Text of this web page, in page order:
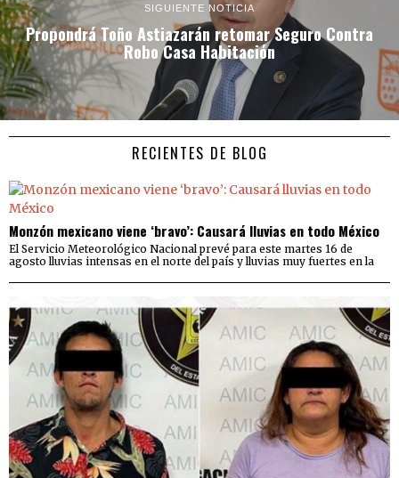
SIGUIENTE NOTICIA
Propondrá Toño Astiazarán retomar Seguro Contra
Robo Casa Habitación
RECIENTES DE BLOG
Monzón mexicano viene ‘bravo’: Causará lluvias en todo México
El Servicio Meteorológico Nacional prevé para este martes 16 de
agosto lluvias intensas en el norte del país y lluvias muy fuertes en la